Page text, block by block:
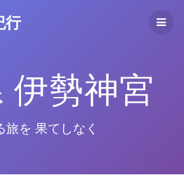
へ
ス
キ
ッ
プ
行
伊勢神宮
旅を 果てしなく